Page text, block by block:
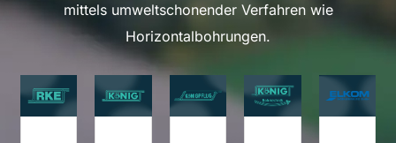
mittels umweltschonender Verfahren wie
Horizontalbohrungen.